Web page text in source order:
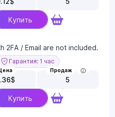
Купить
2FA / Email are not included.
Гарантия: 1 час
$
Продаж
5
Купить